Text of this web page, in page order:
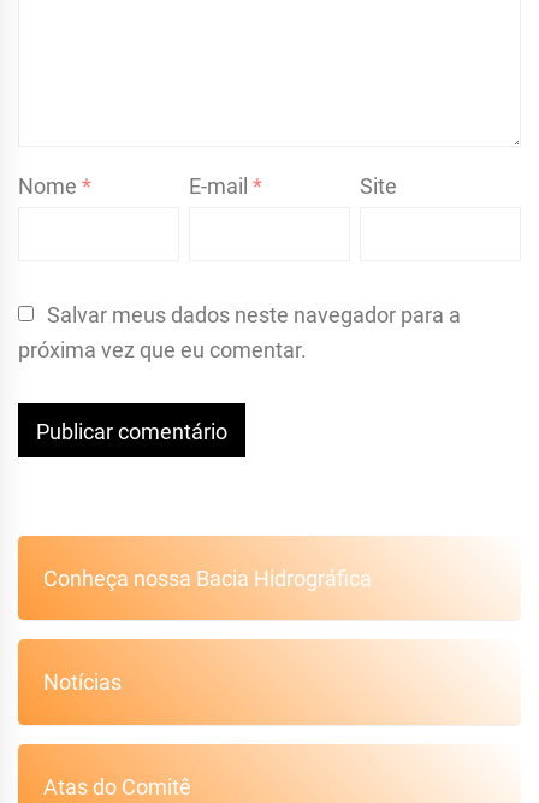
Nome * E-mail* Site
Salvar meus dados neste navegador para a
próxima vez que eu comentar.
Conheça nossa Bacia Hidrográfica
Notícias
Atas do Comitê